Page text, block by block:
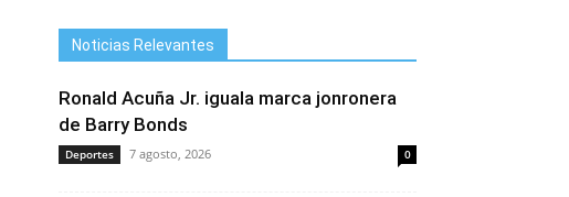
Noticias Relevantes
Ronald Acuña Jr. iguala marca jonronera
de Barry Bonds
Deportes 7 agosto, 2026 0